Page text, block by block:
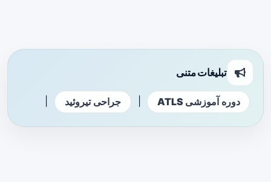
تبلیغات متنی
دوره آموزشی ATLS جراحی تیروئید